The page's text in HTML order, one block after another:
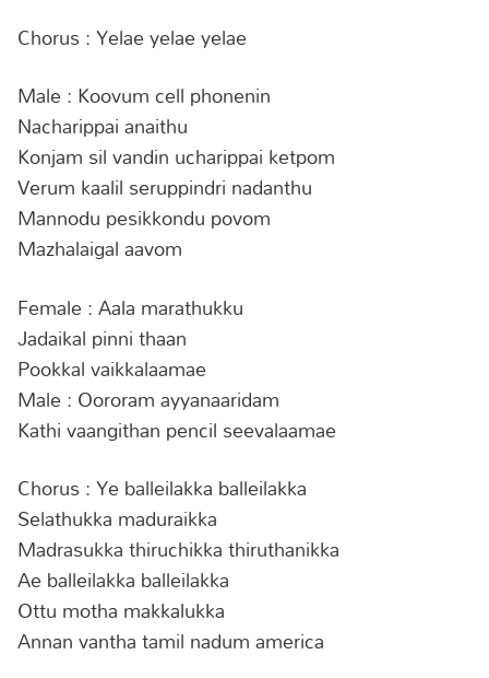
Chorus : Yelae yelae yelae
Male : Koovum cell phonenin
Nacharippai anaithu
Konjam sil vandin ucharippai ketpom
Verum kaalil seruppindri nadanthu
Mannodu pesikkondu povom
Mazhalaigal aavom
Female : Aala marathukku
Jadaikal pinni thaan
Pookkal vaikkalaamae
Male : Oororam ayyanaaridam
Kathi vaangithan pencil seevalaamae
Chorus : Ye balleilakka balleilakka
Selathukka maduraikka
Madrasukka thiruchikka thiruthanikka
Ae balleilakka balleilakka
Ottu motha makkalukka
Annan vantha tamil nadum america